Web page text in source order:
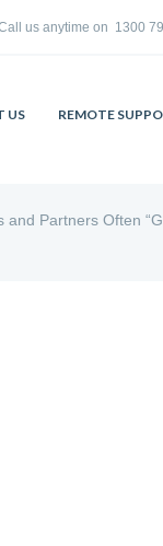
us anytime on 1300
US REMOTE
Partners Often